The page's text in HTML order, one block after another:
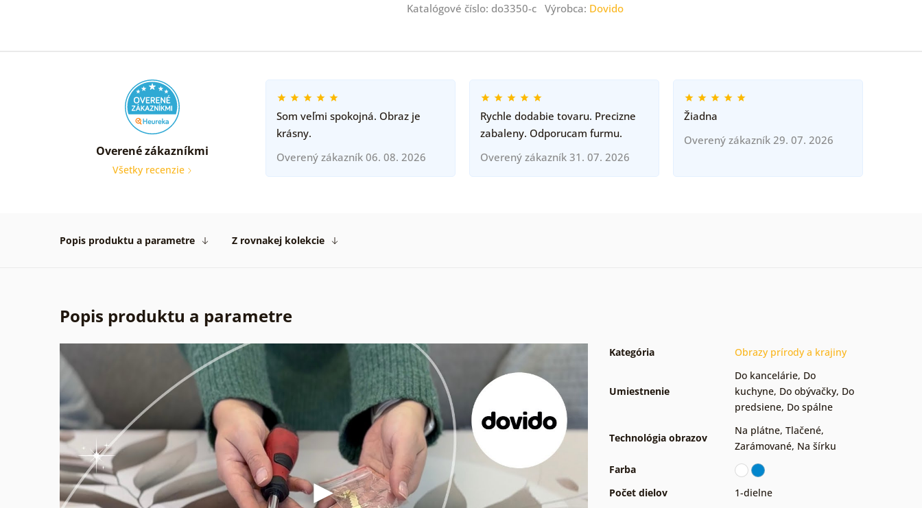
Katalógové číslo: do3350-c Výrobca: Dovido
Overené zákazníkmi
Všetky recenzie
Som veľmi spokojná. Obraz je
krásny.
Overený zákazník 06. 08. 2026
Rychle dodabie tovaru. Precizne
zabaleny. Odporucam furmu.
Overený zákazník 31. 07. 2026
Žiadna
Overený zákazník 29. 07. 2026
Popis produktu a parametre Z rovnakej kolekcie
Popis produktu a parametre
Kategória Obrazy prírody a krajiny
Umiestnenie
Do kancelárie, Do
kuchyne, Do obývačky, Do
predsiene, Do spálne
Technológia obrazov
Na plátne, Tlačené,
Zarámované, Na šírku
Farba
Počet dielov
1-dielne